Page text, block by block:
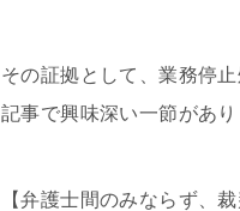
その証拠として、業務停
記事で興味深い一節があ
【弁護士間のみならず、